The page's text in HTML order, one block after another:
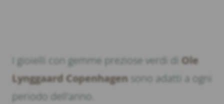
I gioielli con gemme preziose verdi di Ole
Lynggaard Copenhagen sono adatti a ogni
periodo dell’anno.